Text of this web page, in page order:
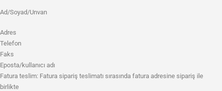
Ad/Soyad/Unvan
Adres
Telefon
Faks
Eposta/kullanıcı adı
Fatura teslim: Fatura sipariş teslimatı sırasında fatura adresine sipariş ile
birlikte